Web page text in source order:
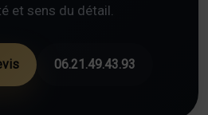
et sens du détail.
06.21.49.43.93